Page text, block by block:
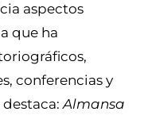
aspectos
que ha
conferencias y
destaca:Almansa